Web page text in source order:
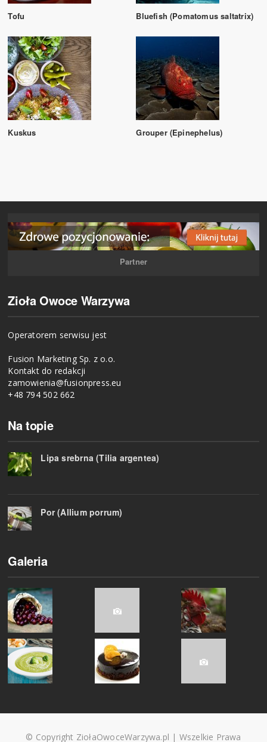
Tofu Bluefish (Pomatomus saltatrix)
Kuskus Grouper (Epinephelus)
Partner
Zioła Owoce Warzywa
Operatorem serwisu jest
Fusion Marketing Sp. z o.o.
Kontakt do redakcji
zamowienia@fusionpress.eu
+48 794 502 662
Na topie
Lipa srebrna (Tilia argentea)
Por (Allium porrum)
Galeria
© Copyright ZiołaOwoceWarzywa.pl | Wszelkie Prawa